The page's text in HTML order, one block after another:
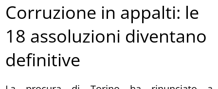
Corruzione in appalti: le
18 assoluzioni diventano
definitive